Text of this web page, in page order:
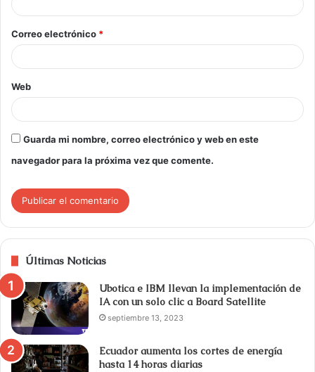
Correo electrónico *
Web
Guarda mi nombre, correo electrónico y web en este
navegador para la próxima vez que comente.
Últimas Noticias
Ubotica e IBM llevan la implementación de
IA con un solo clic a Board Satellite
septiembre 13, 2023
Ecuador aumenta los cortes de energía
hasta 14 horas diarias